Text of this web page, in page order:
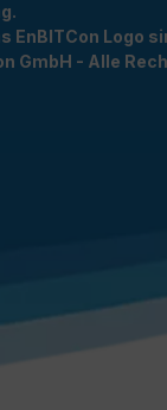
EnBITCon Logo
GmbH - Alle